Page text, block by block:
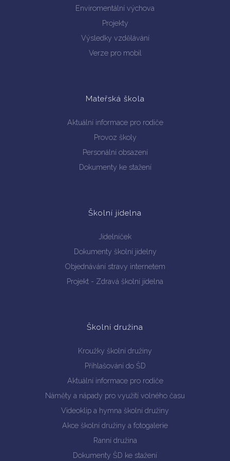
Enviromentální výchova
Projekty
Výsledky vzdělávání
Verze pro mobil
Mateřská škola
Aktuální informace pro rodiče
Provoz školy
Personální obsazení
Dokumenty ke stažení
Školní jídelna
Jídelníček
Dokumenty školní jídelny
Objednávání stravy internetem
Projekt - Zdravá školní jídelna
Školní družina
Kroužky školní družiny
Přihlašování do ŠD
Aktuální informace pro rodiče
Náměty a nápady pro využití volného času
Videoklip a hymna školní družiny
Akce školní družiny a fotogalerie
Ranní družina
Dokumenty ŠD ke stažení